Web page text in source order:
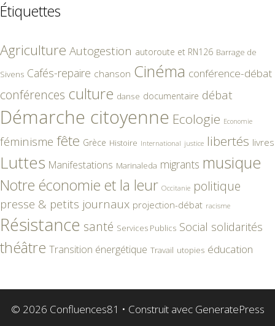
Étiquettes
Agriculture Autogestion autoroute et RN126 Barrage de
Sivens Cafés-repaire chanson Cinéma conférence-débat
conférences culture danse documentaire débat
Démarche citoyenne Ecologie Economie
féminisme fête Grèce Histoire International justice libertés livres
Luttes Manifestations Marinaleda migrants musique
Notre économie et la leur Occitanie politique
presse & petits journaux projection-débat racisme
Résistance santé Services Publics Social solidarités
théâtre Transition énergétique Travail utopies éducation
© 2026 Confluences81 • Construit avec GeneratePress